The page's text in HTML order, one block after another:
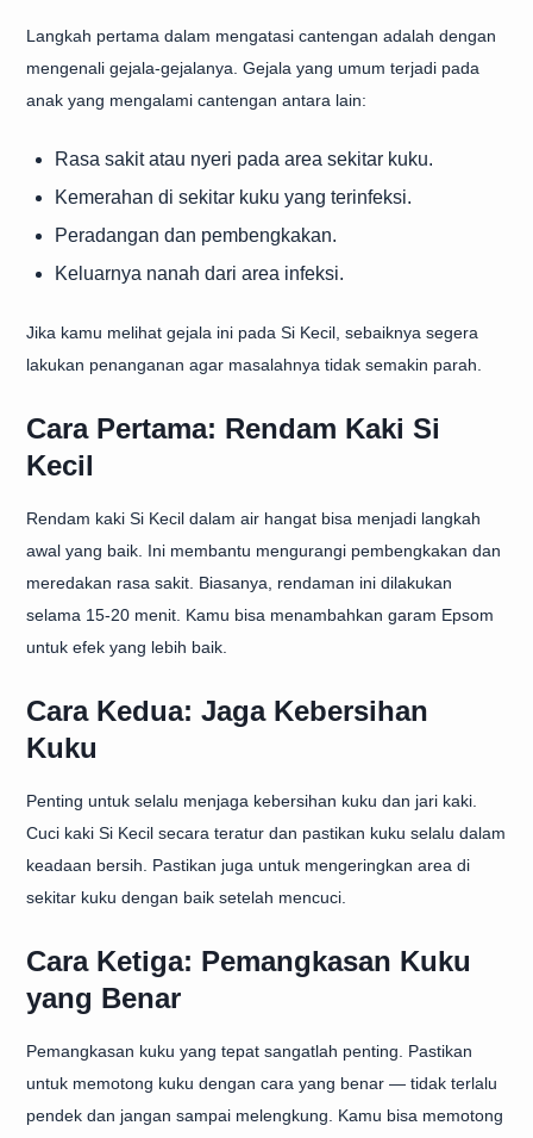
Langkah pertama dalam mengatasi cantengan adalah dengan
mengenali gejala-gejalanya. Gejala yang umum terjadi pada
anak yang mengalami cantengan antara lain:
Rasa sakit atau nyeri pada area sekitar kuku.
Kemerahan di sekitar kuku yang terinfeksi.
Peradangan dan pembengkakan.
Keluarnya nanah dari area infeksi.
Jika kamu melihat gejala ini pada Si Kecil, sebaiknya segera
lakukan penanganan agar masalahnya tidak semakin parah.
Cara Pertama: Rendam Kaki Si
Kecil
Rendam kaki Si Kecil dalam air hangat bisa menjadi langkah
awal yang baik. Ini membantu mengurangi pembengkakan dan
meredakan rasa sakit. Biasanya, rendaman ini dilakukan
selama 15-20 menit. Kamu bisa menambahkan garam Epsom
untuk efek yang lebih baik.
Cara Kedua: Jaga Kebersihan
Kuku
Penting untuk selalu menjaga kebersihan kuku dan jari kaki.
Cuci kaki Si Kecil secara teratur dan pastikan kuku selalu dalam
keadaan bersih. Pastikan juga untuk mengeringkan area di
sekitar kuku dengan baik setelah mencuci.
Cara Ketiga: Pemangkasan Kuku
yang Benar
Pemangkasan kuku yang tepat sangatlah penting. Pastikan
untuk memotong kuku dengan cara yang benar — tidak terlalu
pendek dan jangan sampai melengkung. Kamu bisa memotong